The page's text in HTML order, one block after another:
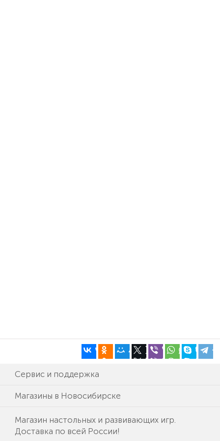
Сервис и поддержка
Магазины в Новосибирске
Магазин настольных и развивающих игр.
Доставка по всей России!